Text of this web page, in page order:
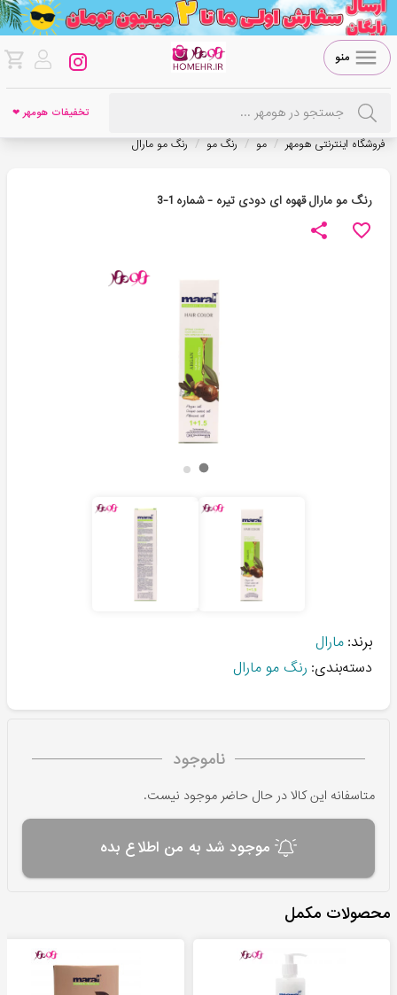
منو
تخفیفات هومهر ❤
فروشگاه اینترنتی هومهر / مو / رنگ مو / رنگ مو مارال
رنگ مو مارال قهوه ای دودی تیره - شماره 1-3
برند: مارال
دسته‌بندی: رنگ مو مارال
ناموجود
متاسفانه این کالا در حال حاضر موجود نیست.
موجود شد به من اطلاع بده
محصولات مکمل